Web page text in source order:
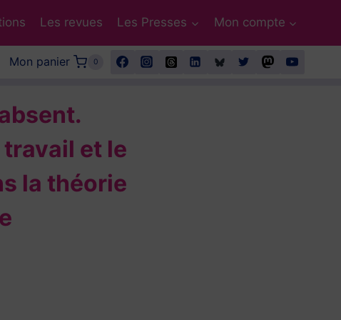
Les revues Les Presses Mon compte
Mon panier 0
travail et le
la théorie